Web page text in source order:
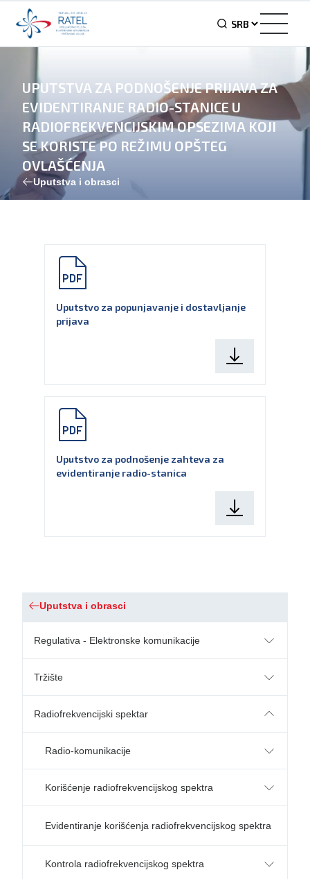
UPUTSTVA ZA PODNOŠENJE PRIJAVA ZA
EVIDENTIRANJE RADIO-STANICE U
RADIOFREKVENCIJSKIM OPSEZIMA KOJI
SE KORISTE PO REŽIMU OPŠTEG
OVLAŠĆENJA
Uputstva i obrasci
Uputstva i obrasci
Regulativa - Elektronske komunikacije
Tržište
Radiofrekvencijski spektar
Radio-komunikacije
Korišćenje radiofrekvencijskog spektra
Evidentiranje korišćenja radiofrekvencijskog spektra
Kontrola radiofrekvencijskog spektra
Uputstvo za popunjavanje i dostavljanje
prijava
Uputstvo za podnošenje zahteva za
evidentiranje radio-stanica